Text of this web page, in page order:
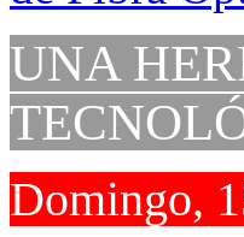
UNA
Domingo,